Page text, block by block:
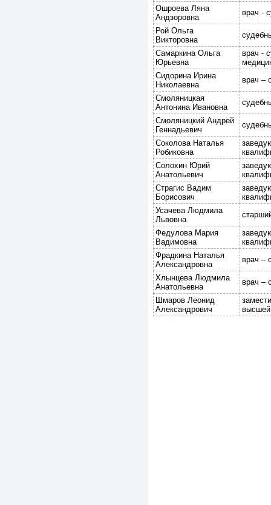
Ошроева Ляна
Андзоровна
врач -
Рой Ольга
Викторовна
Самаркина Ольга
Юрьевна
врач -
Сидорина Ирина
Николаевна
врач –
Смоляницкая
Антонина Ивановна
Смоляницкий Андрей
Геннадьевич
Соколова Наталья
Робиковна
Солохин Юрий
Анатольевич
Страгис Вадим
Борисович
Усачева Людмила
Львовна
Федулова Мария
Вадимовна
Фрадкина Наталья
Александровна
врач –
Хлынцева Людмила
Анатольевна
врач –
Шмаров Леонид
Александрович
высшей